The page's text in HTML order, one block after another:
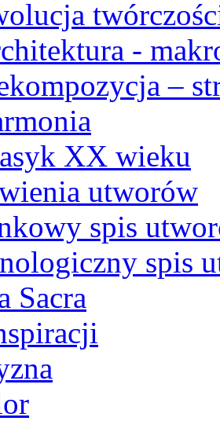
-
–
XX wieku
utworów
spis
spis
Sacra